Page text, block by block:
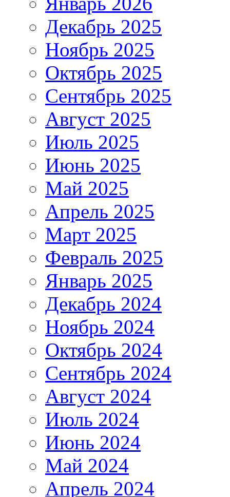
Декабрь 2025
Ноябрь 2025
Октябрь 2025
Сентябрь 2025
Август 2025
Июль 2025
Июнь 2025
Май 2025
Апрель 2025
Март 2025
Февраль 2025
Январь 2025
Декабрь 2024
Ноябрь 2024
Октябрь 2024
Сентябрь 2024
Август 2024
Июль 2024
Июнь 2024
Май 2024
Апрель 2024